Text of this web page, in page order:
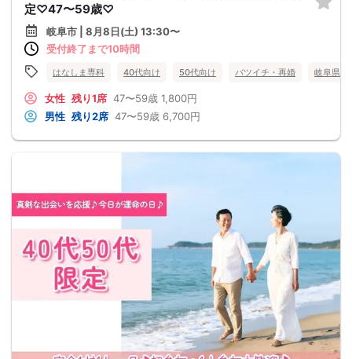
定♡47〜59歳♡
岐阜市 | 8月8日(土) 13:30〜
受付終了まで10時間
はなしま専科 40代向け 50代向け バツイチ・再婚 岐阜県
女性 残り1席 47〜59歳 1,800円
男性 残り2席 47〜59歳 6,700円